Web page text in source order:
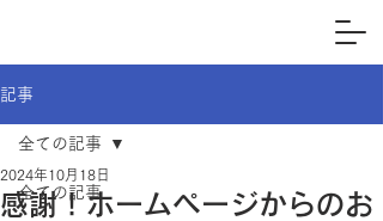
記事
全ての記事
全ての記事
感謝！ホームページからのお
2024年10月18日